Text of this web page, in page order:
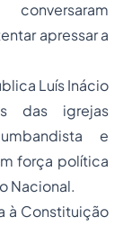
apressar a
Luís Inácio
das igrejas
e
força política
Nacional.
à Constituição